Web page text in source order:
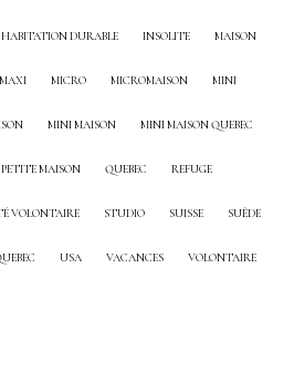
HABITATION DURABLE INSOLITE MAISON
MAXI MICRO MICROMAISON MINI
MINI MAISON MINI MAISON QUEBEC
PETITE MAISON QUEBEC REFUGE
VOLONTAIRE STUDIO SUISSE SUÈDE
USA VACANCES VOLONTAIRE